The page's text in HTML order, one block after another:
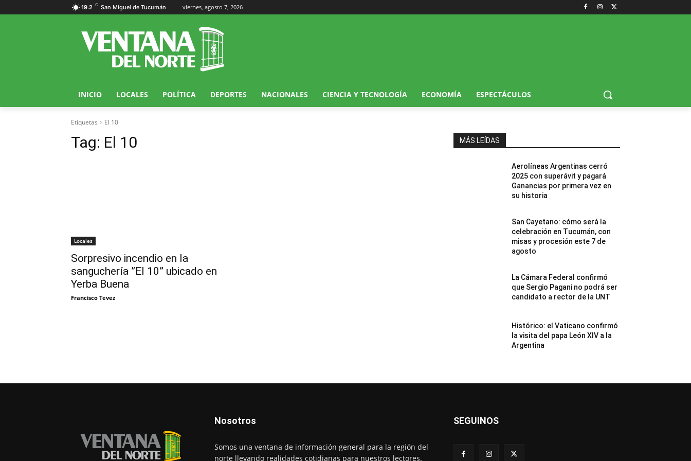
19.2 C San Miguel de Tucumán viernes, agosto 7, 2026
INICIO LOCALES POLÍTICA DEPORTES NACIONALES CIENCIA Y TECNOLOGÍA ECONOMÍA ESPECTÁCULOS
Etiquetas El 10
Tag: El 10
Locales
Sorpresivo incendio en la
sanguchería ”El 10” ubicado en
Yerba Buena
Francisco Tevez
MÁS LEÍDAS
Aerolíneas Argentinas cerró
2025 con superávit y pagará
Ganancias por primera vez en
su historia
San Cayetano: cómo será la
celebración en Tucumán, con
misas y procesión este 7 de
agosto
La Cámara Federal confirmó
que Sergio Pagani no podrá ser
candidato a rector de la UNT
Histórico: el Vaticano confirmó
la visita del papa León XIV a la
Argentina
Nosotros
Somos una ventana de información general para la región del
norte llevando realidades cotidianas para nuestros lectores.
SEGUINOS